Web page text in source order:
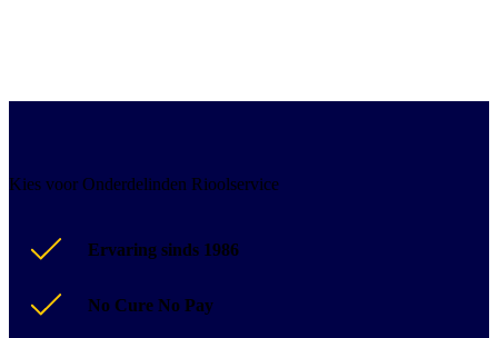
Kies voor Onderdelinden Rioolservice
Ervaring sinds 1986
No Cure No Pay